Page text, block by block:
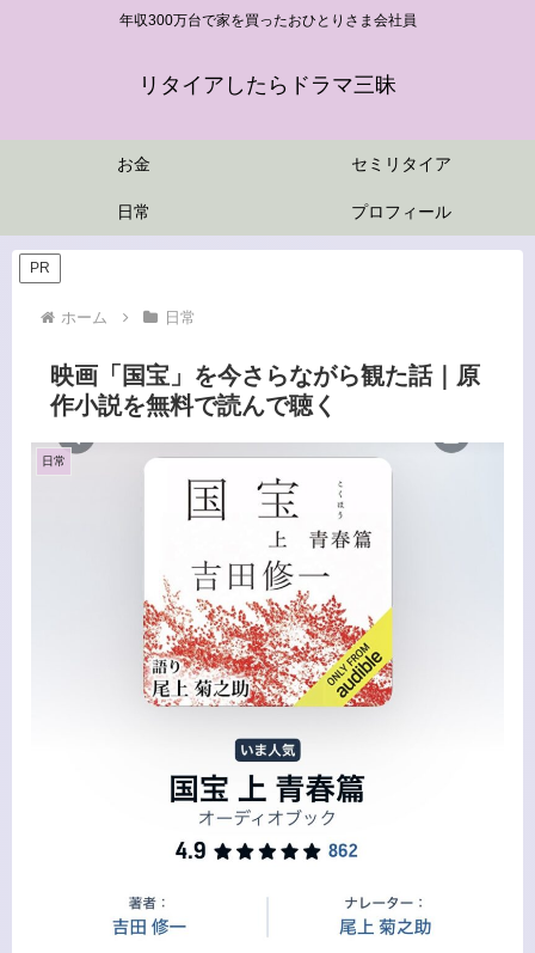
年収300万台で家を買ったおひとりさま会社員
リタイアしたらドラマ三昧
お金 セミリタイア
日常 プロフィール
PR
ホーム 日常
映画「国宝」を今さらながら観た話｜原
作小説を無料で読んで聴く
日常